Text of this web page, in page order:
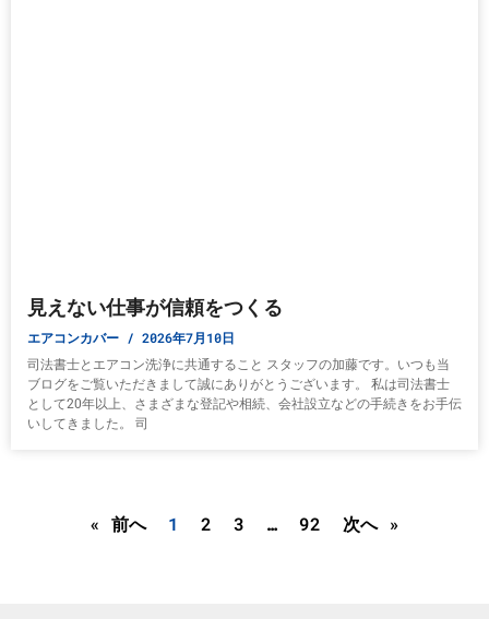
見えない仕事が信頼をつくる
エアコンカバー 2026年7月10日
司法書士とエアコン洗浄に共通すること スタッフの加藤です。いつも当
ブログをご覧いただきまして誠にありがとうございます。 私は司法書士
として20年以上、さまざまな登記や相続、会社設立などの手続きをお手伝
いしてきました。 司
« 前へ 1 2 3 … 92 次へ »